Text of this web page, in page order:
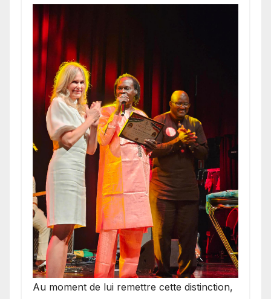
​Au moment de lui remettre cette distinction,